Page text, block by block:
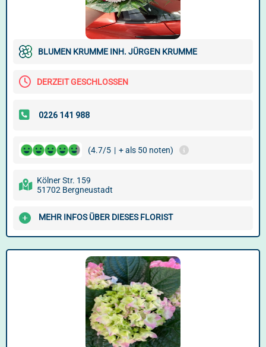
BLUMEN KRUMME INH. JÜRGEN KRUMME
DERZEIT GESCHLOSSEN
(4.7/5 | + als 50 noten)
Kölner Str. 159
51702 Bergneustadt
MEHR INFOS ÜBER DIESES FLORIST